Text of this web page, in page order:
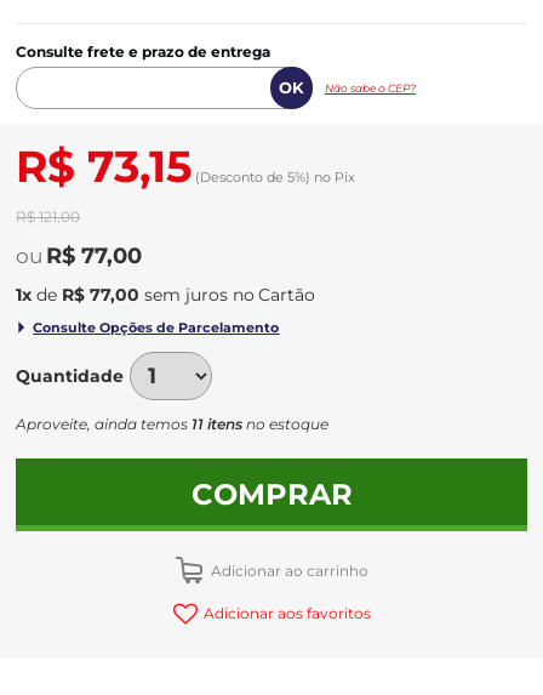
Consulte frete e prazo de entrega
Não sabe o CEP?
R$ 73,15 (Desconto de 5%) no Pix
R$ 121,00
R$ 77,00
1x de R$ 77,00 sem juros no
Quantidade
Aproveite, ainda temos 11 itens no estoque
COMPRAR
Adicionar ao carrinho
Adicionar aos favoritos